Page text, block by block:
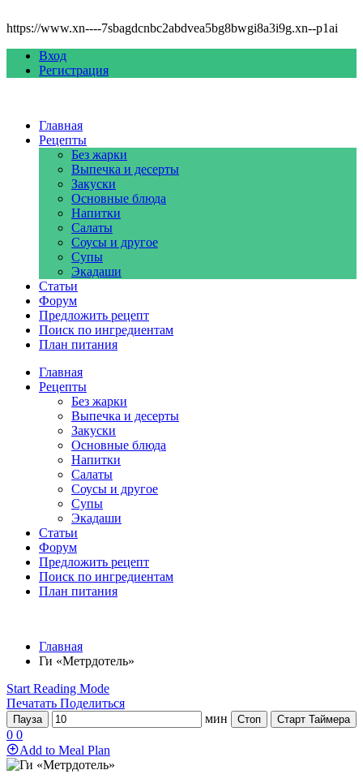
https://www.xn----7sbagdcnbc2abdvea5bg8bwgi8a3i9g.xn--p1ai
Вход
Регистрация
Главная
Рецепты
Без жарки
Выпечка и десерты
Закуски
Основные блюда
Напитки
Салаты
Соусы и другое
Супы
Экадаши
Статьи
Форум
Предложить рецепт
Поиск по ингредиентам
План питания
Главная
Рецепты
Без жарки
Выпечка и десерты
Закуски
Основные блюда
Напитки
Салаты
Соусы и другое
Супы
Экадаши
Статьи
Форум
Предложить рецепт
Поиск по ингредиентам
План питания
Главная
Ги «Метрдотель»
Start Reading Mode
Печатать Поделиться
Пауза мин Стоп Старт Таймера
0 0
Add to Meal Plan